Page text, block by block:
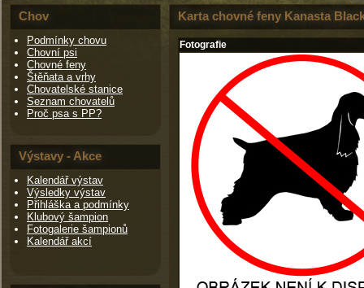
Chov
Podmínky chovu
Chovní psi
Chovné feny
Štěňata a vrhy
Chovatelské stanice
Seznam chovatelů
Proč psa s PP?
Výstavy - Akce
Kalendář výstav
Výsledky výstav
Přihláška a podmínky
Klubový šampion
Fotogalerie šampionů
Kalendář akcí
Karta chovné feny Kanasta
Fotografie